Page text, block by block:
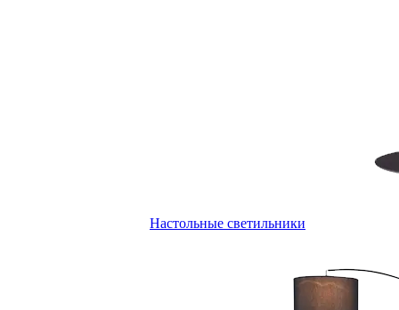
Настольные светильники